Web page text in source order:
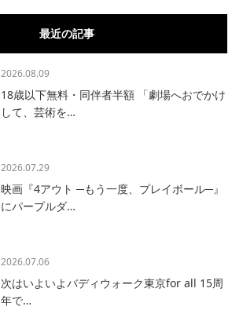
最近の記事
2026.08.09
18歳以下無料・同伴者半額 「劇場へおでかけ
して、芸術を…
2026.07.29
映画『4アウト ─もう一度、プレイボール─』
にパープルダ…
2026.07.06
次はいよいよバディウォーク東京for all 15周
年で…